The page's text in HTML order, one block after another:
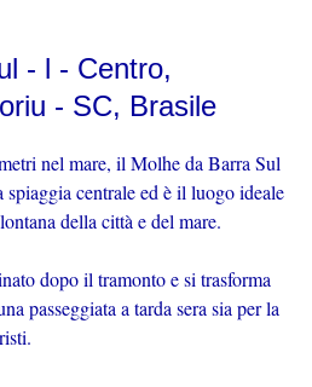
- l - Centro,
- SC, Brasile
nel mare, il Molhe da Barra Sul
centrale ed è il luogo ideale
della città e del mare.
dopo il tramonto e si trasforma
passeggiata a tarda sera sia per la